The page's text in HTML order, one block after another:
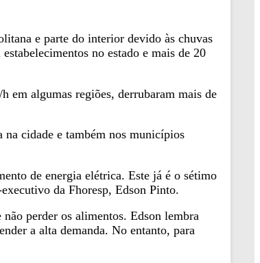
e parte do interior devido às chuvas
no estado e mais de 20
em algumas regiões, derrubaram mais de
na cidade e também nos municípios
de energia elétrica. Este já é o sétimo
da Fhoresp, Edson Pinto.
perder os alimentos. Edson lembra
a alta demanda. No entanto, para